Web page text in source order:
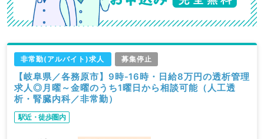
非常勤(アルバイト)求人 募集停止
【岐阜県／各務原市】9時‐16時・日給8万円の透析管理
求人◎月曜～金曜のうち1曜日から相談可能（人工透
析・腎臓内科／非常勤）
駅近・徒歩圏内